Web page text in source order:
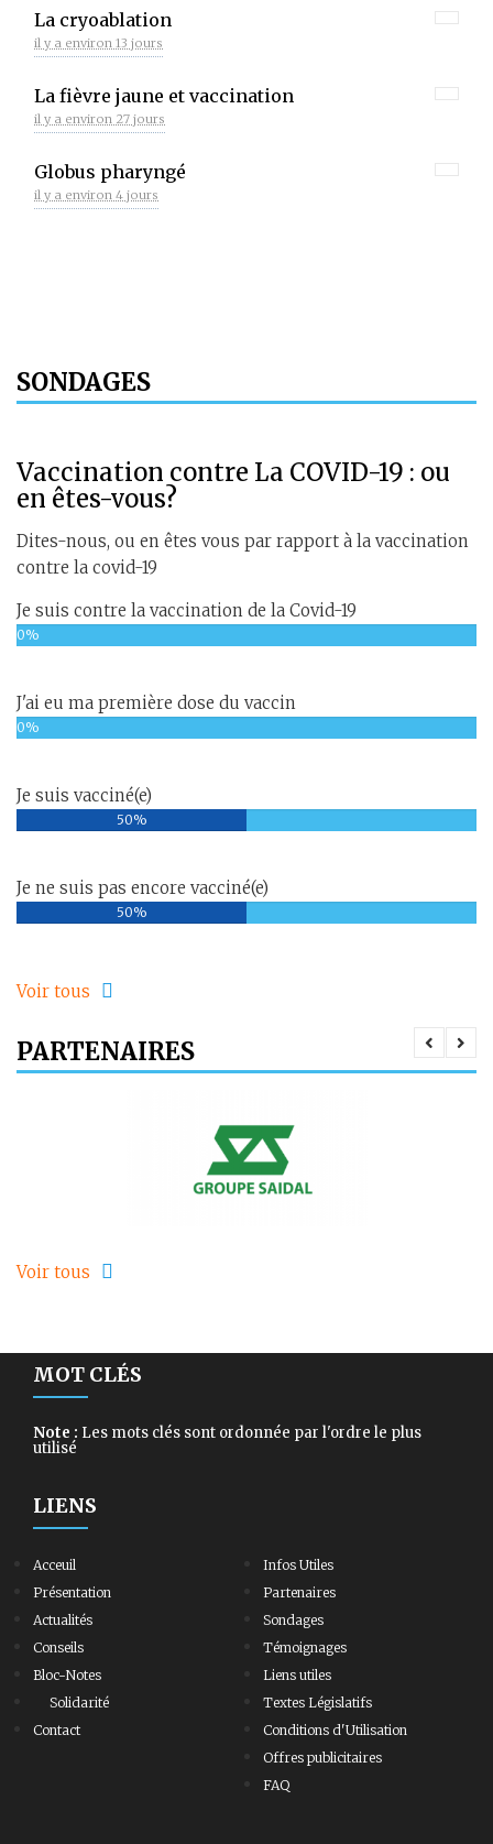
La cryoablation
il y a environ 13 jours
La fièvre jaune et vaccination
il y a environ 27 jours
Globus pharyngé
il y a environ 4 jours
SONDAGES
Vaccination contre La COVID-19 : ou
en êtes-vous?
Dites-nous, ou en êtes vous par rapport à la vaccination
contre la covid-19
Je suis contre la vaccination de la Covid-19
0%
J'ai eu ma première dose du vaccin
0%
Je suis vacciné(e)
50%
Je ne suis pas encore vacciné(e)
50%
Voir tous
PARTENAIRES
Voir tous
MOT CLÉS
Note : Les mots clés sont ordonnée par l'ordre le plus
utilisé
LIENS
Acceuil
Présentation
Actualités
Conseils
Bloc-Notes
Solidarité
Contact
Infos Utiles
Partenaires
Sondages
Témoignages
Liens utiles
Textes Législatifs
Conditions d'Utilisation
Offres publicitaires
FAQ